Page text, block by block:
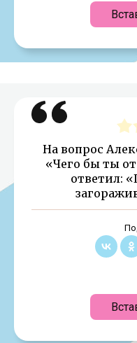
На вопрос
«Чего бы ты
ответил: